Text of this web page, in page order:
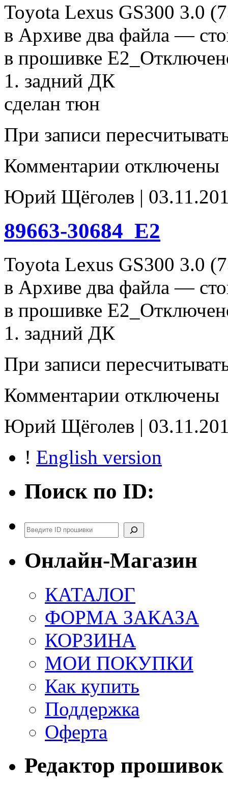
Toyota Lexus GS300 3.0
в Архиве два файла —
в прошивке
1. задний ДК
сделан тюн
При записи
Комментарии записи
отключены
Юрий Щёголев |
89663-30684_E2
Toyota Lexus GS300 3.0
в Архиве два файла —
в прошивке
1. задний ДК
При записи
Комментарии записи
отключены
Юрий Щёголев |
! English version
Поиск по ID:
Поиск
Онлайн-Магазин
КАТАЛОГ
ФОРМА ЗАКАЗА
КОРЗИНА
МОИ ПОКУПКИ
Как купить
Поддержка
Оферта
Редактор прошивок